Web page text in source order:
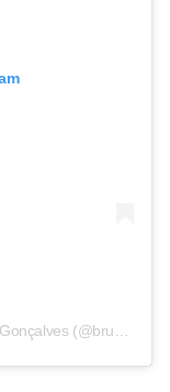
Uma publicação compartilhada por Brunna Gonçalves (@brunnagoncalves)